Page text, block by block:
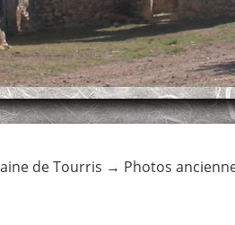
de Tourris → Photos